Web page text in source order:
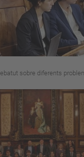
sobre diferents